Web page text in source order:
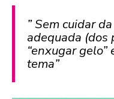
” Sem cuidar
adequada (dos
“enxugar
tema”